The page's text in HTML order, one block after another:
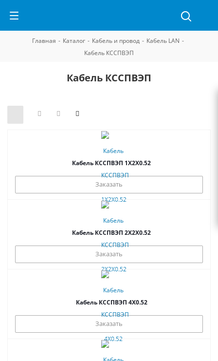
Главная - Каталог - Кабель и провод - Кабель LAN -
Кабель КССПВЭП
Кабель КССПВЭП
Кабель КССПВЭП 1Х2Х0.52
Заказать
Кабель КССПВЭП 2Х2Х0.52
Заказать
Кабель КССПВЭП 4Х0.52
Заказать